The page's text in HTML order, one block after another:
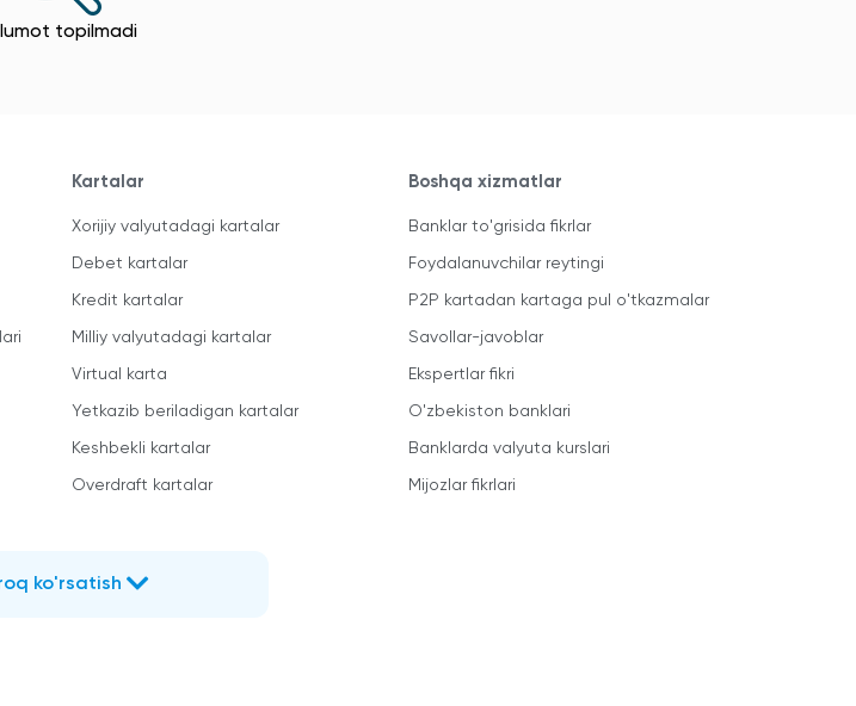
topilmadi
Kartalar
Xorijiy valyutadagi kartalar
Debet kartalar
Kredit kartalar
Milliy valyutadagi kartalar
Virtual karta
Yetkazib beriladigan kartalar
Keshbekli kartalar
Overdraft kartalar
Boshqa xizmatlar
Banklar to'grisida fikrlar
Foydalanuvchilar reytingi
P2P kartadan kartaga pul o'tkazmalar
Savollar-javoblar
Ekspertlar fikri
O'zbekiston banklari
Banklarda valyuta kurslari
Mijozlar fikrlari
ko'rsatish